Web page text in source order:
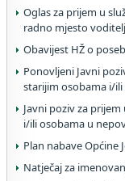
Oglas za prijem u
radno mjesto voditelj
Obavijest HŽ o
Ponovljeni Javni
starijim osobama i/
Javni poziv za
i/ili osobama u
Plan nabave Općine
Natječaj za